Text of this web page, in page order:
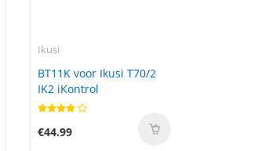
Ikusi
BT11K voor Ikusi T70/2
IK2 iKontrol
€44.99